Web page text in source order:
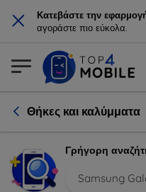
× Κατεβάστε την
αγοράστε πιο εύκολα.
Θήκες και καλύμματα
Γρήγορη
Samsung